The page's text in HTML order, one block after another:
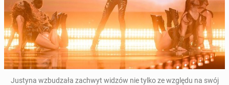
Justyna wzbu­dza­ła zachwyt widzów nie tylko ze względu na swój